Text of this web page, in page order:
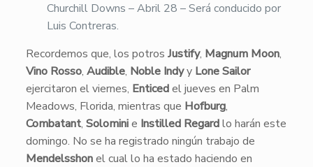
Churchill Downs – Abril 28 – Será conducido por
Luis Contreras.
​Recordemos que, los potros Justify, Magnum Moon,
Vino Rosso, Audible, Noble Indyy Lone Sailor
ejercitaron el viernes, Enticedel jueves en Palm
Meadows, Florida, mientras que Hofburg,
Combatant, Solominie Instilled Regardlo harán este
domingo. No se ha registrado ningún trabajo de
Mendelsshonel cual lo ha estado haciendo en